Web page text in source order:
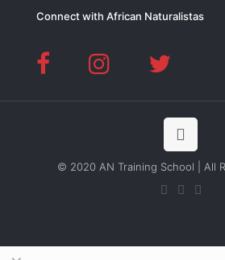
Connect with African Naturalistas
© 2020 AN Training School | All